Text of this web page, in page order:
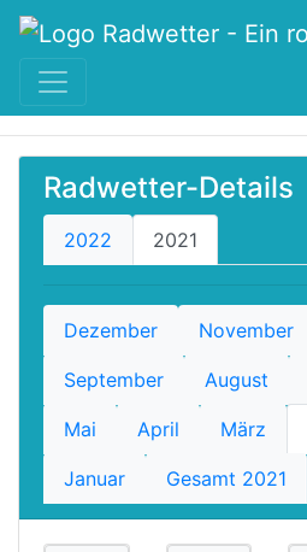
Radwetter-Details
2022 2021
Dezember November
September August
Mai April März
Januar Gesamt 2021